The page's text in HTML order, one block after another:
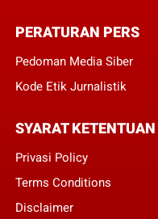
PERATURAN PERS
Pedoman Media Siber
Kode Etik Jurnalistik
SYARAT KETENTUAN
Privasi Policy
Terms Conditions
Disclaimer